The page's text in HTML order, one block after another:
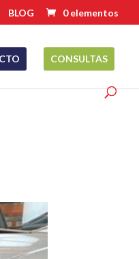
BLOG 0 elementos
CONSULTAS